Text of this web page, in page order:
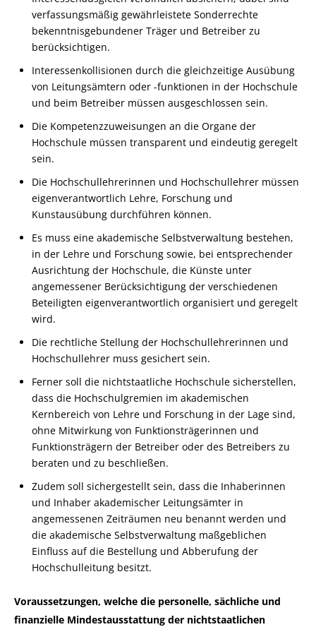
verfassungsmäßig gewährleistete Sonderrechte
bekenntnisgebundener Träger und Betreiber zu
berücksichtigen.
Interessenkollisionen durch die gleichzeitige Ausübung
von Leitungsämtern oder -funktionen in der Hochschule
und beim Betreiber müssen ausgeschlossen sein.
Die Kompetenzzuweisungen an die Organe der
Hochschule müssen transparent und eindeutig geregelt
sein.
Die Hochschullehrerinnen und Hochschullehrer müssen
eigenverantwortlich Lehre, Forschung und
Kunstausübung durchführen können.
Es muss eine akademische Selbstverwaltung bestehen,
in der Lehre und Forschung sowie, bei entsprechender
Ausrichtung der Hochschule, die Künste unter
angemessener Berücksichtigung der verschiedenen
Beteiligten eigenverantwortlich organisiert und geregelt
wird.
Die rechtliche Stellung der Hochschullehrerinnen und
Hochschullehrer muss gesichert sein.
Ferner soll die nichtstaatliche Hochschule sicherstellen,
dass die Hochschulgremien im akademischen
Kernbereich von Lehre und Forschung in der Lage sind,
ohne Mitwirkung von Funktionsträgerinnen und
Funktionsträgern der Betreiber oder des Betreibers zu
beraten und zu beschließen.
Zudem soll sichergestellt sein, dass die Inhaberinnen
und Inhaber akademischer Leitungsämter in
angemessenen Zeiträumen neu benannt werden und
die akademische Selbstverwaltung maßgeblichen
Einfluss auf die Bestellung und Abberufung der
Hochschulleitung besitzt.
Voraussetzungen, welche die personelle, sächliche und
finanzielle Mindestausstattung der nichtstaatlichen